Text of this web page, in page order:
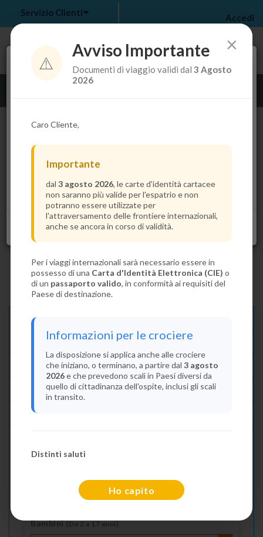
my bookings >
Servizio Clienti Accedi
Disponibilità
Condizioni
Recensioni
Indica il numero dei passeggeri
Bambini (Da 2 a 17 anni)
×
⚠️
Avviso Importante
Documenti di viaggio validi dal3 Agosto
2026
Caro Cliente,
Importante
dal 3 agosto 2026, le carte d'identità cartacee
non saranno più valide per l'espatrio e non
potranno essere utilizzate per
l'attraversamento delle frontiere internazionali,
anche se ancora in corso di validità.
Per i viaggi internazionali sarà necessario essere in
possesso di una Carta d'Identità Elettronica (CIE) o
di un passaporto valido, in conformità ai requisiti del
Paese di destinazione.
Informazioni per le crociere
La disposizione si applica anche alle crociere
che iniziano, o terminano, a partire dal 3 agosto
2026e che prevedono scali in Paesi diversi da
quello di cittadinanza dell'ospite, inclusi gli scali
in transito.
Distinti saluti
Ho capito
Tra pochi secondi troverai il prezzo più basso per la
tua crociera.